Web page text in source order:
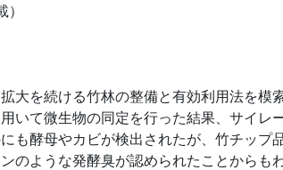
大を続ける竹林の整備と有効利用法を模
いて微生物の同定を行った結果、サイレ
も酵母やカビが検出されたが、竹チッ
のような発酵臭が認められたことからもわ